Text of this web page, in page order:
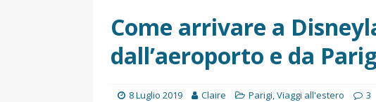
[ 5 Marzo 2026 ]
Dove dormire a Pantelleria:
[ 17 Dicembre 2025 ] Organizzare un viaggio
Come arrivare a
dall’aeroporto e da
8 Luglio 2019 Claire Parigi,Viaggi all'estero 3